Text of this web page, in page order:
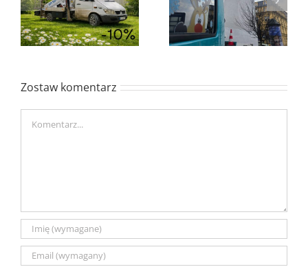
Grudzień w K2l Rabat mikołajkowy
Zostaw komentarz